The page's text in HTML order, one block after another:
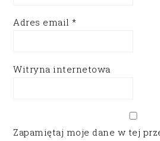
Adres email*
Witryna internetowa
Zapamiętaj moje dane w tej